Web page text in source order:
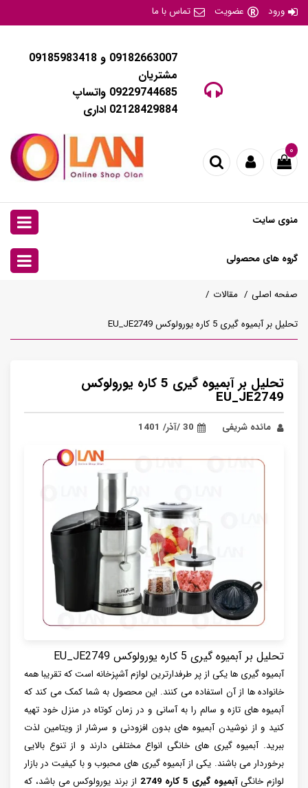
ورود عضویت تماس با ما
09182663007 و 09185983418
مشتریان
09229744685 واتساپ
02128429884 اداری
۰
منوی سایت
گروه های محصولی
صفحه اصلی مقالات
تحلیل بر آبمیوه گیری 5 کاره یورولوکس EU_JE2749
تحلیل بر آبمیوه گیری 5 کاره یورولوکس
EU_JE2749
مائده شریفی 30 /آذر/ 1401
تحلیل بر آبمیوه گیری 5 کاره یورولوکس EU_JE2749
آبمیوه گیری ها یکی از پر طرفدارترین لوازم آشپزخانه است که تقریبا همه
خانواده ها از آن استفاده می کنند. این محصول به شما کمک می کند که
آبمیوه های تازه و سالم را به آسانی و در زمان کوتاه در منزل خود تهیه
کنید و از نوشیدن آبمیوه های بدون افزودنی و سرشار از ویتامین لذت
ببرید. آبمیوه گیری های خانگی انواع مختلفی دارند و از تنوع بالایی
برخوردار می باشند. یکی از آبمیوه گیری های محبوب و با کیفیت در بازار
لوازم خانگیآبمیوه گیری 5 کاره 2749
از برند یورولوکس می باشد، که